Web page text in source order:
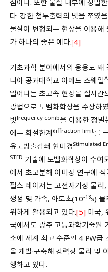
점이다. 또한 물질 내부에 정밀
다. 강한 첨두출력의 빛을 쪼였
물질이 변형되는 현상을 이용
가 하나의 좋은 예다.[4]
기초과학 분야에서의 응용도
니아 공과대학교 아메드 즈웨일
일어나는 초고속 현상을 실시
광법으로 노벨화학상을 수상하
빗frequency comb을 이용한 정밀
에는 회절한계 diffraction limit를
유도방출감쇄 현미경Stimulated
STED 기술에 노벨화학상이 수여
에서 초고분해 이미징 연구에
펄스 레이저는 고전자기장 물
생성 및 가속, 아토초(10-18s) 물
위하게 활용되고 있다.[5] 미국,
국에서도 광주 고등과학기술원
소에 세계 최고 수준인 4 PW급
을 개발·구축해 강력장 물리 및
행하고 있다.